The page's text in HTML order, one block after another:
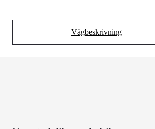
Vägbeskrivning
(Opens in new tab)